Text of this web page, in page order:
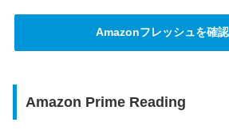
Amazonフレッシュを確認
Amazon Prime Reading